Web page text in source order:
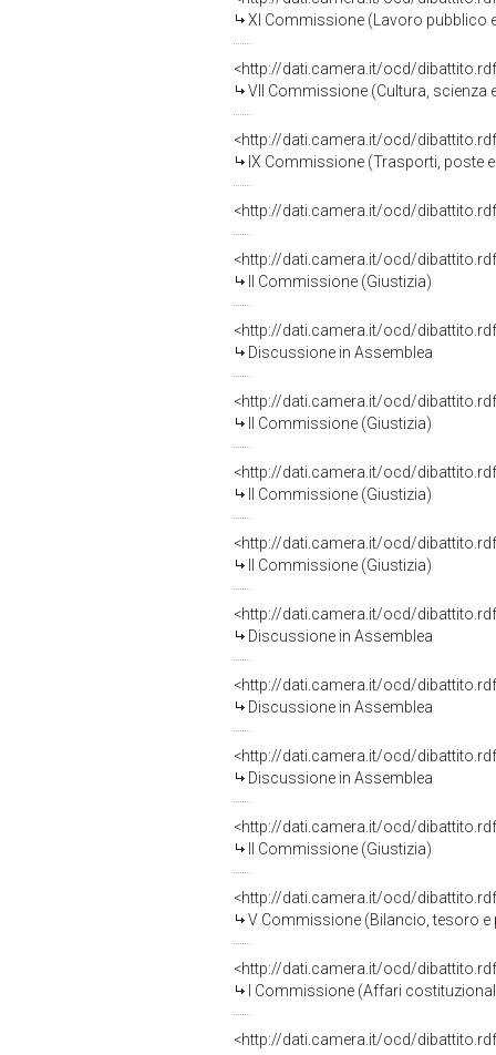
XI Commissione (Lavoro pubblico
<http://dati.camera.it/ocd/
VII Commissione (Cultura, scienza
<http://dati.camera.it/ocd/
IX Commissione (Trasporti, poste
<http://dati.camera.it/ocd/
<http://dati.camera.it/ocd/
II Commissione (Giustizia)
<http://dati.camera.it/ocd/
Discussione in Assemblea
<http://dati.camera.it/ocd/
II Commissione (Giustizia)
<http://dati.camera.it/ocd/
II Commissione (Giustizia)
<http://dati.camera.it/ocd/
II Commissione (Giustizia)
<http://dati.camera.it/ocd/
Discussione in Assemblea
<http://dati.camera.it/ocd/
Discussione in Assemblea
<http://dati.camera.it/ocd/
Discussione in Assemblea
<http://dati.camera.it/ocd/
II Commissione (Giustizia)
<http://dati.camera.it/ocd/
V Commissione (Bilancio, tesoro
<http://dati.camera.it/ocd/
I Commissione (Affari
<http://dati.camera.it/ocd/